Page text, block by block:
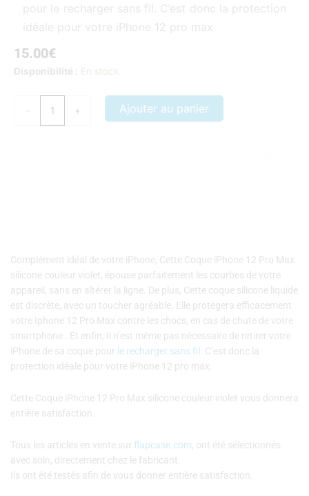
pour le recharger sans fil. C’est donc la protection
idéale pour votre iPhone 12 pro max.
15.00€
Disponibilité : En stock
-
quantité
+ Ajouter au panier
Complément idéal de votre iPhone, Cette Coque iPhone 12 Pro Max
silicone couleur violet, épouse parfaitement les courbes de votre
appareil, sans en altérer la ligne. De plus, Cette coque silicone liquide
est discrète, avec un toucher agréable. Elle protègera efficacement
votre Iphone 12 Pro Max contre les chocs, en cas de chute de votre
smartphone . Et enfin, Il n’est même pas nécessaire de retirer votre
iPhone de sa coque pour le recharger sans fil.
C’est donc la
protection idéale pour votre iPhone 12 pro max.
Cette Coque iPhone 12 Pro Max silicone couleur violet vous donnera
entière satisfaction.
Tous les articles en vente sur flapcase.com, ont été sélectionnés
avec soin, directement chez le fabricant.
Ils ont été testés afin de vous donner entière satisfaction.